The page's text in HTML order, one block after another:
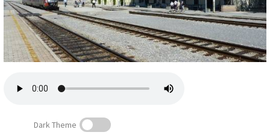
Oglasi
Založnik
Zadruga PD
Dark Theme